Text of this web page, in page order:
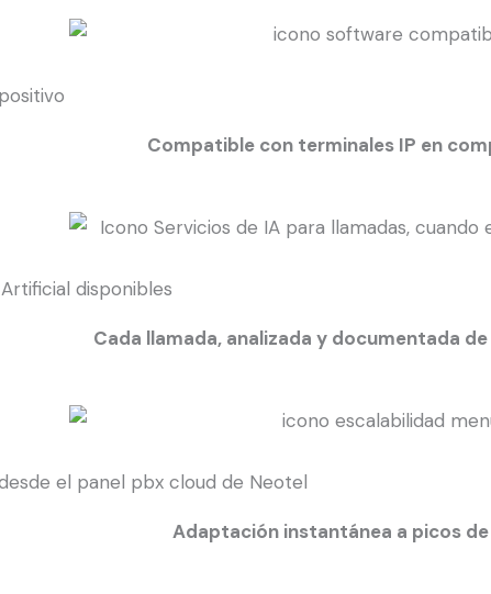
Compatible con terminales IP en
disponibles
Cada llamada, analizada y documentada
el panel pbx cloud de Neotel
Adaptación instantánea a picos